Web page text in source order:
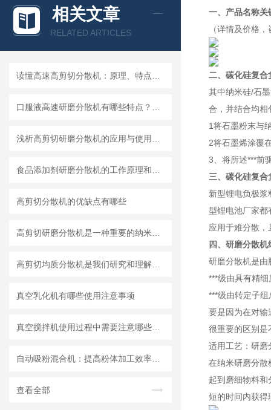
相关文章
RELATED ARTICLES
高剪切分散机的优缺点有哪些
真空乳化机有哪些使用注意事项
查看全部
一、产品名称关
（详情及价格
二、碳化硅复合
其中纳米硅/石
合，并结合均相
1将石墨粉末与
2将石墨烯涂覆
3、将所述***前
三、碳化硅复
新型锂电负极
型锂电池厂家都
应用于难分散
四、研磨分散
研磨分散机是由
***级由具有精
***级由转定子
要是因为在对输
很重要的区别是
适用工艺：研磨
在纳米研磨分散
起到磨细物料
短的时间内获得